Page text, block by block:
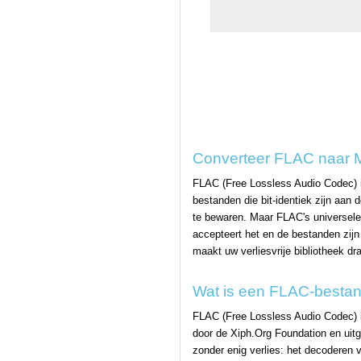
Converteer FLAC naar
FLAC (Free Lossless Audio
bestanden die bit-identiek zijn aan
te bewaren. Maar FLAC's
accepteert het en de bestanden
maakt uw verliesvrije bibliotheek
Wat is een FLAC-
FLAC (Free Lossless Audio
door de Xiph.Org Foundation en
zonder enig verlies: het decoderen